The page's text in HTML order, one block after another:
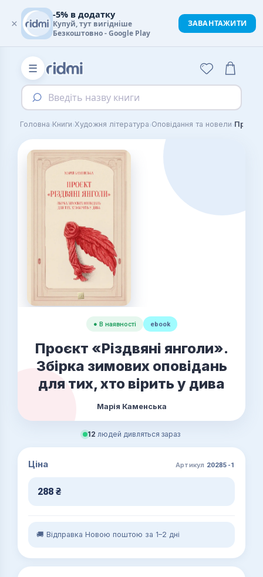
☰
Введіть назву книги
Головна›Книги›Художня література›Оповідання та новели›
● В наявності ebook
Проєкт «Різдвяні янголи».
Збірка зимових оповідань
для тих, хто вірить у дива
Марія Каменська
12 людей дивляться зараз
Ціна Артикул 20285-1
288 ₴
🚚 Відправка Новою поштою за 1–2 дні
×
-5% в додатку
Купуй, тут вигідніше
Безкоштовно - Google Play
ЗАВАНТАЖИТИ